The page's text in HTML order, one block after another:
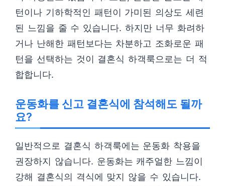
턴이나 기하학적인 패턴이 가미된 의상도 세련
된 느낌을 줄 수 있습니다. 하지만 너무 화려하
거나 난해한 패턴보다는 차분하고 조화로운 패
턴을 선택하는 것이 결혼식 하객룩으로는 더 적
합합니다.
운동화를 신고 결혼식에 참석해도 될까
요?
일반적으로 결혼식 하객룩에는 운동화 착용을
권장하지 않습니다. 운동화는 캐주얼한 느낌이
강해 결혼식의 격식에 맞지 않을 수 있습니다.